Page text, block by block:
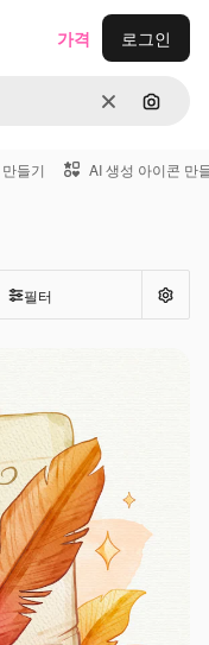
지우기이미지
가격 로그인
들기 AI 생성 아이콘 만
필터